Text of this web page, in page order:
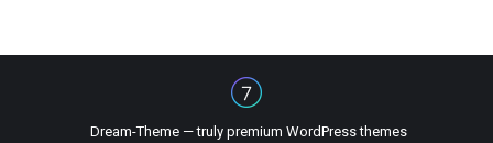
Dream-Theme — truly premium WordPress themes